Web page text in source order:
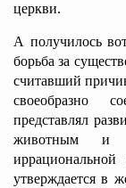
церкви.
А получилось
борьба за
считавший
своеобразно
представлял
животным и
утверждается в